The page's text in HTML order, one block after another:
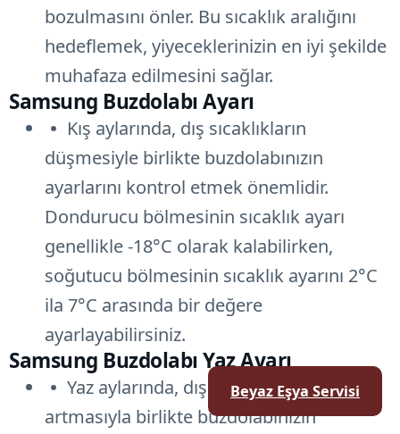
bozulmasını önler. Bu sıcaklık aralığını
hedeflemek, yiyeceklerinizin en iyi şekilde
muhafaza edilmesini sağlar.
Samsung Buzdolabı Ayarı
Kış aylarında, dış sıcaklıkların
düşmesiyle birlikte buzdolabınızın
ayarlarını kontrol etmek önemlidir.
Dondurucu bölmesinin sıcaklık ayarı
genellikle -18°C olarak kalabilirken,
soğutucu bölmesinin sıcaklık ayarını 2°C
ila 7°C arasında bir değere
ayarlayabilirsiniz.
Samsung Buzdolabı Yaz Ayarı
Yaz aylarında, dış sıcaklıkların
artmasıyla birlikte buzdolabınızın
Beyaz Eşya Servisi